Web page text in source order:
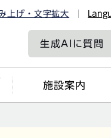
上げ・文字拡大
生成AIに質問
施設案内